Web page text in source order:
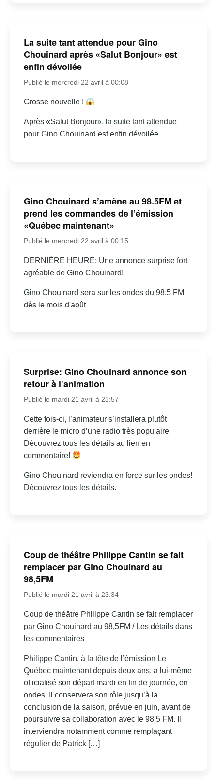
La suite tant attendue pour Gino
Chouinard après «Salut Bonjour» est
enfin dévoilée
Publié le mercredi 22 avril à 00:08
Grosse nouvelle !
Après «Salut Bonjour», la suite tant attendue
pour Gino Chouinard est enfin dévoilée.
Gino Chouinard s’amène au 98.5FM et
prend les commandes de l’émission
«Québec maintenant»
Publié le mercredi 22 avril à 00:15
DERNIÈRE HEURE: Une annonce surprise fort
agréable de Gino Chouinard!
Gino Chouinard sera sur les ondes du 98.5 FM
dès le mois d'août
Surprise: Gino Chouinard annonce son
retour à l’animation
Publié le mardi 21 avril à 23:57
Cette fois-ci, l’animateur s’installera plutôt
derrière le micro d’une radio très populaire.
Découvrez tous les détails au lien en
commentaire!
Gino Chouinard reviendra en force sur les ondes!
Découvrez tous les détails.
Coup de théâtre Philippe Cantin se fait
remplacer par Gino Chouinard au
98,5FM
Publié le mardi 21 avril à 23:34
Coup de théâtre Philippe Cantin se fait remplacer
par Gino Chouinard au 98,5FM / Les détails dans
les commentaires
Philippe Cantin, à la tête de l’émission Le
Québec maintenant depuis deux ans, a lui-même
officialisé son départ mardi en fin de journée, en
ondes. Il conservera son rôle jusqu’à la
conclusion de la saison, prévue en juin, avant de
poursuivre sa collaboration avec le 98,5 FM. Il
interviendra notamment comme remplaçant
régulier de Patrick […]